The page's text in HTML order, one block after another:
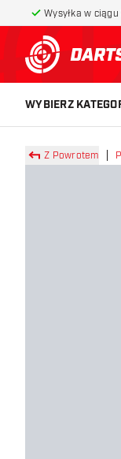
Wysyłka w
WYBIERZ
Z Powrotem